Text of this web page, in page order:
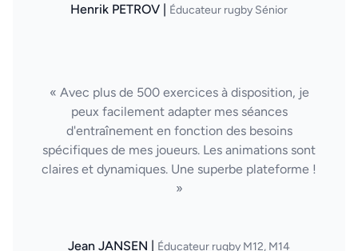
Henrik PETROV | Éducateur rugby Sénior
« Avec plus de 500 exercices à disposition, je
peux facilement adapter mes séances
d'entraînement en fonction des besoins
spécifiques de mes joueurs. Les animations sont
claires et dynamiques. Une superbe plateforme !
»
Jean JANSEN | Éducateur rugby M12, M14